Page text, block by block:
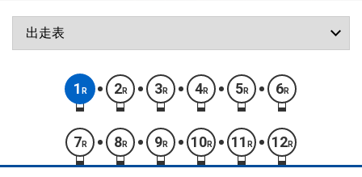
1 R 2R 3R 4R 5R 6R
7 R 8R 9R 10R 11 R 12R